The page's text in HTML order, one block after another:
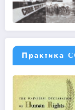
Практика